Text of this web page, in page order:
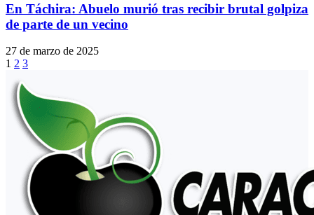
En Táchira: Abuelo murió tras recibir brutal golpiza
de parte de un vecino
27 de marzo de 2025
1 2 3